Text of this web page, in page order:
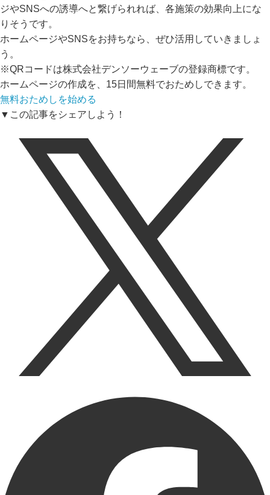
ジやSNSへの誘導へと繋げられれば、各施策の効果向上にな
りそうです。
ホームページやSNSをお持ちなら、ぜひ活用していきましょ
う。
※QRコードは株式会社デンソーウェーブの登録商標です。
ホームページの作成を、15日間無料でおためしできます。
無料おためしを始める
▼この記事をシェアしよう！